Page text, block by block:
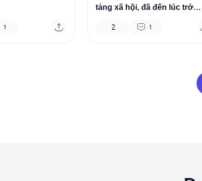
1
tảng xã hội, đã đến lúc trở
2 1